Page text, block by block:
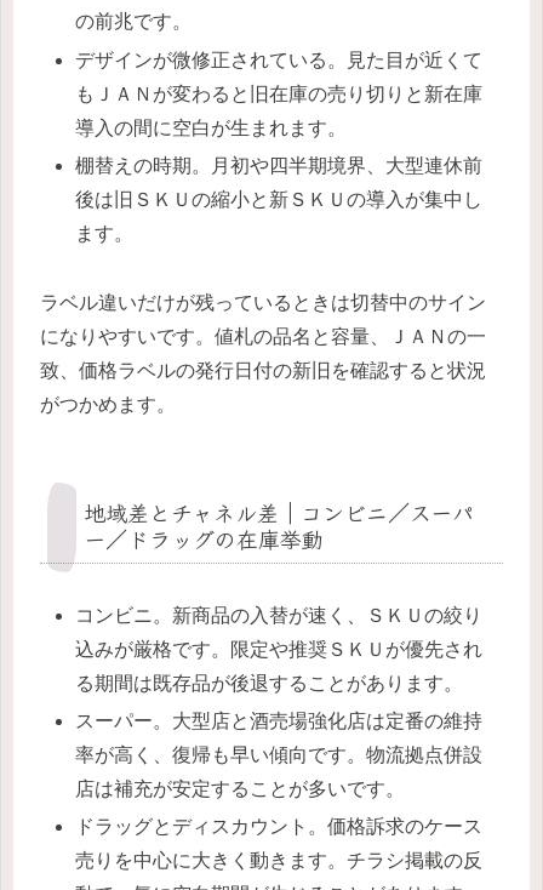
の前兆です。
デザインが微修正されている。見た目が近くて
もＪＡＮが変わると旧在庫の売り切りと新在庫
導入の間に空白が生まれます。
棚替えの時期。月初や四半期境界、大型連休前
後は旧ＳＫＵの縮小と新ＳＫＵの導入が集中し
ます。
ラベル違いだけが残っているときは切替中のサイン
になりやすいです。値札の品名と容量、ＪＡＮの一
致、価格ラベルの発行日付の新旧を確認すると状況
がつかめます。
地域差とチャネル差｜コンビニ／スーパ
ー／ドラッグの在庫挙動
コンビニ。新商品の入替が速く、ＳＫＵの絞り
込みが厳格です。限定や推奨ＳＫＵが優先され
る期間は既存品が後退することがあります。
スーパー。大型店と酒売場強化店は定番の維持
率が高く、復帰も早い傾向です。物流拠点併設
店は補充が安定することが多いです。
ドラッグとディスカウント。価格訴求のケース
売りを中心に大きく動きます。チラシ掲載の反